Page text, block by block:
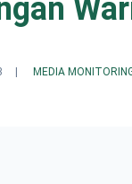
MEDIA